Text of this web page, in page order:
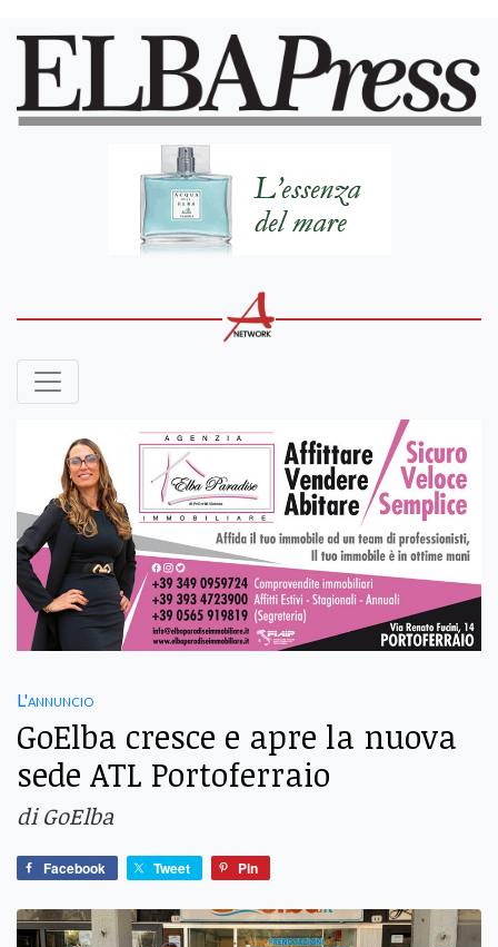
L'annuncio
GoElba cresce e apre la nuova
sede ATL Portoferraio
di GoElba
Facebook Tweet Pin